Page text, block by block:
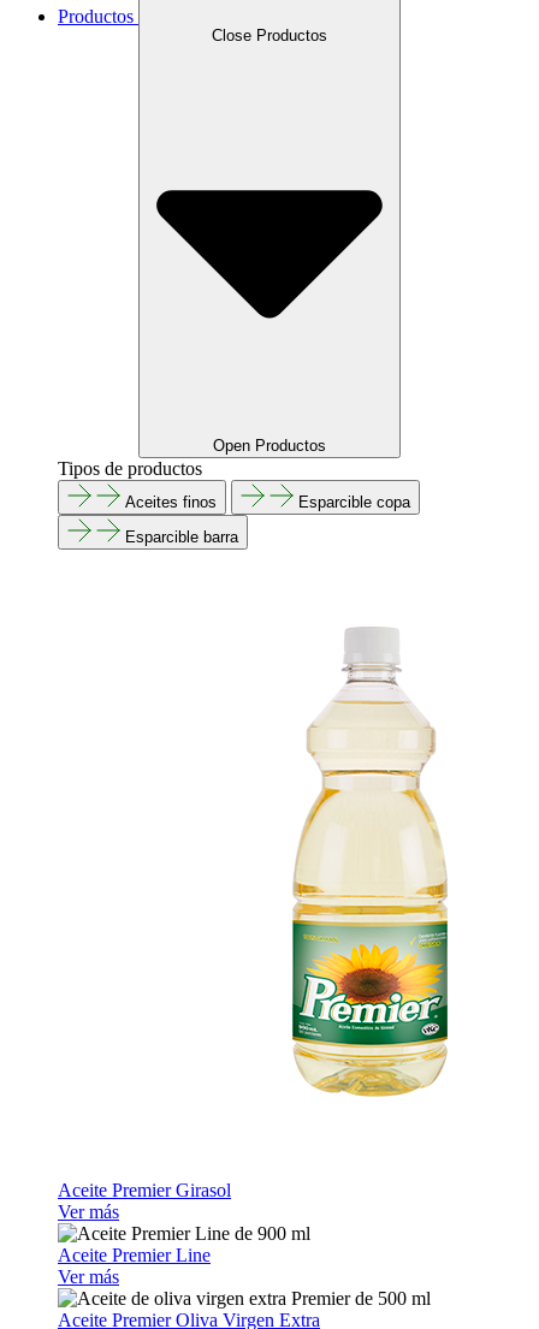
Productos
Close Productos
Open Productos
Tipos de productos
Aceites finos
Esparcible copa
Esparcible barra
Aceite Premier Girasol
Ver más
Aceite Premier Line
Ver más
Aceite Premier Oliva Virgen Extra